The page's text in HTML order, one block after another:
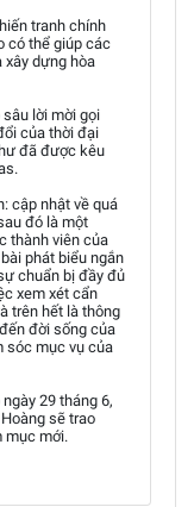
tranh chính
có thể giúp các
xây dựng hòa
lời mời gọi
của thời đại
đã được kêu
cập nhật về quá
đó là một
thành viên của
phát biểu ngắn
chuẩn bị đầy đủ
xem xét cẩn
trên hết là thông
đời sống của
sóc mục vụ của
29 tháng 6,
sẽ trao
mục mới.